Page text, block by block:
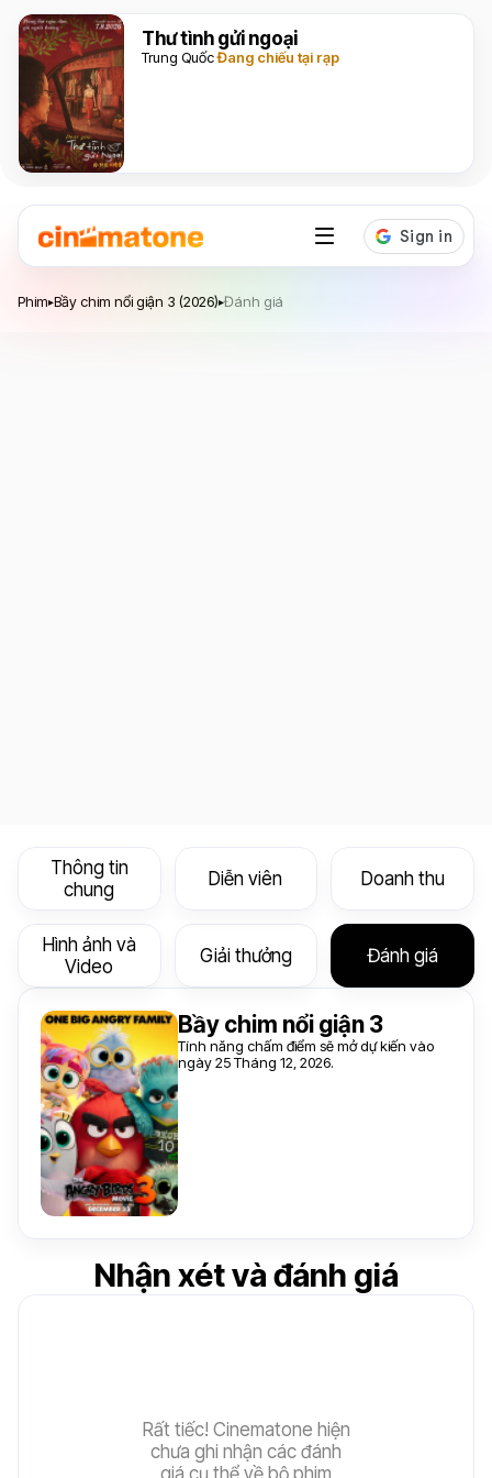
Thư tình gửi ngoại
Trung QuốcĐang chiếu tại rạp
Phim▸Bầy chim nổi giận 3 (2026)▸Đánh giá
Thông tin
chung
Diễn viên Doanh thu
Hình ảnh và
Video
Giải thưởng Đánh giá
Nhận xét và đánh giá
Rất tiếc! Cinematone hiện
chưa ghi nhận các đánh
giá cụ thể về bộ phim
Bầy chim nổi giận 3
Tính năng chấm điểm sẽ mở dự kiến vào
ngày 25 Tháng 12, 2026.